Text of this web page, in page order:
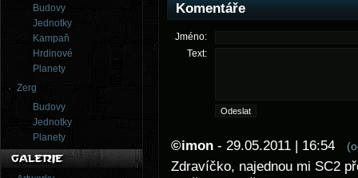
Budovy
Jednotky
Kampaň
Hrdinové
Planety
Zerg
Budovy
Jednotky
Planety
Komentáře
Jméno:
Text:
©imon - 29.05.2011 | 16:54
Zdravíčko, najednou mi SC2